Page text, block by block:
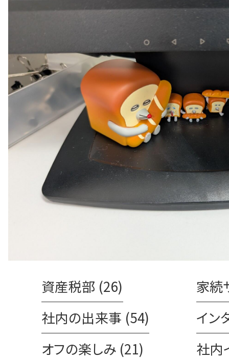
資産税部 (26)
家続
社内の出来事 (54)
イン
オフの楽しみ (21)
社内